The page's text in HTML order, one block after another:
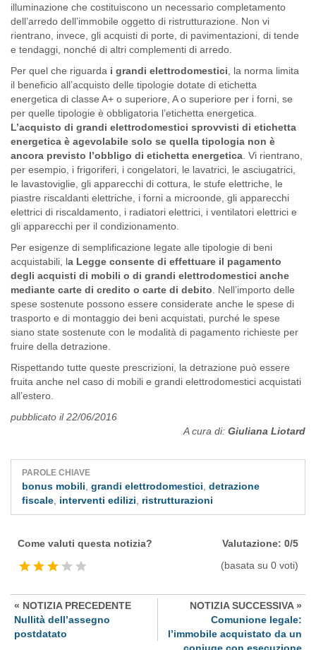
illuminazione che costituiscono un necessario completamento
dell’arredo dell’immobile oggetto di ristrutturazione. Non vi
rientrano, invece, gli acquisti di porte, di pavimentazioni, di tende
e tendaggi, nonché di altri complementi di arredo.
Per quel che riguarda i grandi elettrodomestici , la norma limita
il beneficio all’acquisto delle tipologie dotate di etichetta
energetica di classe A+ o superiore, A o superiore per i forni, se
per quelle tipologie è obbligatoria l’etichetta energetica.
L’acquisto di grandi elettrodomestici sprovvisti di etichetta
energetica è agevolabile solo se quella tipologia non è
ancora previsto l’obbligo di etichetta energetica . Vi rientrano,
per esempio, i frigoriferi, i congelatori, le lavatrici, le asciugatrici,
le lavastoviglie, gli apparecchi di cottura, le stufe elettriche, le
piastre riscaldanti elettriche, i forni a microonde, gli apparecchi
elettrici di riscaldamento, i radiatori elettrici, i ventilatori elettrici e
gli apparecchi per il condizionamento.
Per esigenze di semplificazione legate alle tipologie di beni
acquistabili, la Legge consente di effettuare il pagamento
degli acquisti di mobili o di grandi elettrodomestici anche
mediante carte di credito o carte di debito . Nell’importo delle
spese sostenute possono essere considerate anche le spese di
trasporto e di montaggio dei beni acquistati, purché le spese
siano state sostenute con le modalità di pagamento richieste per
fruire della detrazione.
Rispettando tutte queste prescrizioni, la detrazione può essere
fruita anche nel caso di mobili e grandi elettrodomestici acquistati
all’estero.
pubblicato il 22/06/2016
A cura di: Giuliana Liotard
PAROLE CHIAVE
bonus mobili grandi elettrodomestici detrazione
fiscale interventi edilizi ristrutturazioni
Come valuti questa notizia?
Valutazione: 0/5
(basata su 0 voti)
« NOTIZIA PRECEDENTE
Nullità dell’assegno
postdatato
NOTIZIA SUCCESSIVA »
Comunione legale:
l’immobile acquistato da un
coniuge con esecuzione